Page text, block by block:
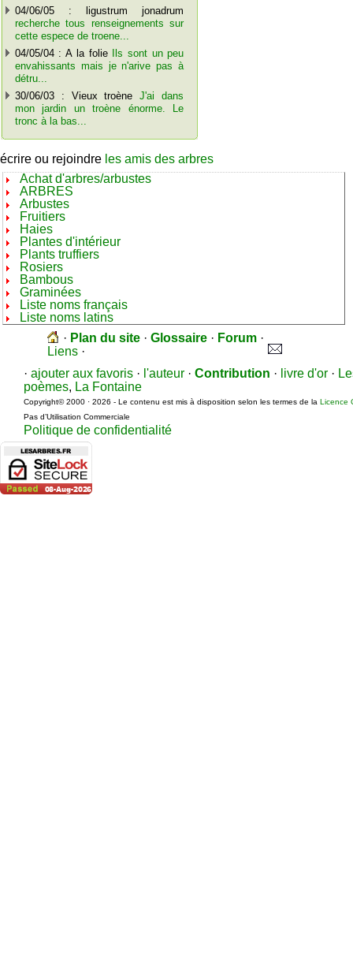
04/06/05 : ligustrum jonadrum
recherche tous renseignements sur
cette espece de troene...
04/05/04 : A la folie Ils sont un peu
envahissants mais je n'arive pas à
détru...
30/06/03 : Vieux troèneJ'ai dans
mon jardin un troène énorme. Le
tronc à la bas...
écrire ou rejoindre les amis des arbres
Achat d'arbres/arbustes
ARBRES
Arbustes
Fruitiers
Haies
Plantes d'intérieur
Plants truffiers
Rosiers
Bambous
Graminées
Liste noms français
Liste noms latins
· Plan du site · Glossaire · Forum ·
Liens ·
· ajouter aux favoris · l'auteur · Contribution · livre d'or ·
poèmes, La Fontaine
Copyright© 2000 · 2026 - Le contenu est mis à disposition selon les termes de la Licence
Pas d’Utilisation Commerciale
Politique de confidentialité